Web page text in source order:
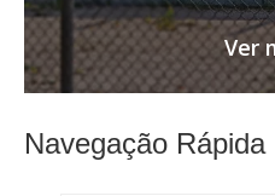
Ver
Navegação Rápida